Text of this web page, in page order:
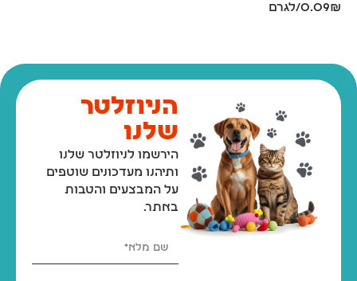
0.09₪/לגרם
הניוזלטר
שלנו
הירשמו לניוזלטר שלנו
ותיהנו מעדכונים שוטפים
על המבצעים והטבות
באתר.